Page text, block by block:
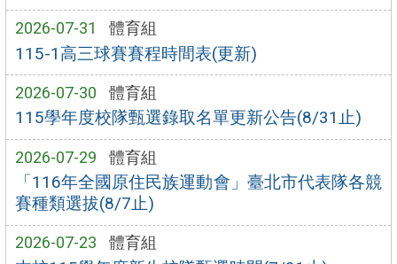
2026-07-31 體育組
115-1高三球賽賽程時間表(更新)
2026-07-30 體育組
115學年度校隊甄選錄取名單更新公告(8/31止)
2026-07-29 體育組
「116年全國原住民族運動會」臺北市代表隊各競
賽種類選拔(8/7止)
2026-07-23 體育組